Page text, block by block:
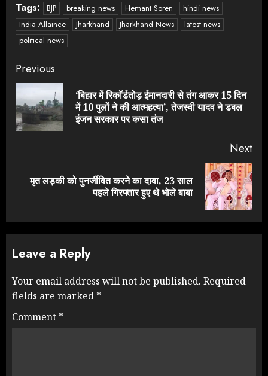
Tags: BJP breaking news Hemant Soren
hindi news
India Allaince
Jharkhand Jharkhand News
latest news
political news
Continue
Reading
Previous
‘बिहार में रिकॉर्डतोड़ ईमानदारी से तंग आकर 15 दिन
में 10 पुलों ने की आत्महत्या’, तेजस्वी यादव ने डबल
इंजन सरकार पर कसा तंज
Next
Next
मृत लड़की को पुनर्जीवित करने का दावा, 23 साल
पहले गिरफ्तार हुए थे भोले बाबा
Leave a Reply
Your email address will not be published. Required
fields are marked *
Comment *